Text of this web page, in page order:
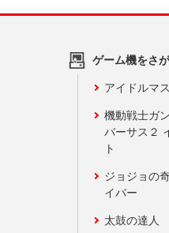
ゲーム機をさ
アイドルマ
機動戦士ガ
バーサス２
ト
ジョジョの
イバー
太鼓の達人